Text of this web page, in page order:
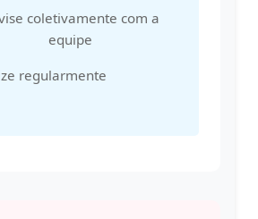
coletivamente com a
equipe
regularmente